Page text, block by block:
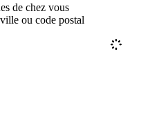
de chez vous
ou code postal